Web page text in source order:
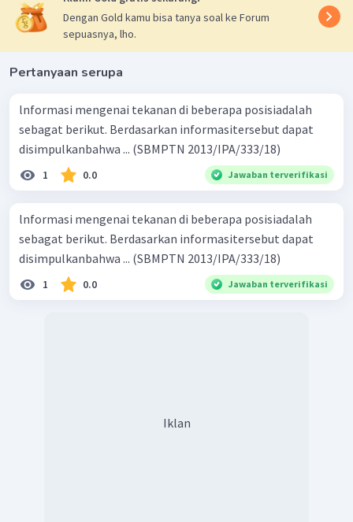
Dengan Gold kamu bisa tanya soal ke Forum
sepuasnya, lho.
Pertanyaan serupa
lnformasi mengenai tekanan di beberapa posisiadalah
sebagat berikut. Berdasarkan informasitersebut dapat
disimpulkanbahwa ... (SBMPTN 2013/IPA/333/18)
1 0.0 Jawaban terverifikasi
lnformasi mengenai tekanan di beberapa posisiadalah
sebagat berikut. Berdasarkan informasitersebut dapat
disimpulkanbahwa ... (SBMPTN 2013/IPA/333/18)
1 0.0 Jawaban terverifikasi
Iklan